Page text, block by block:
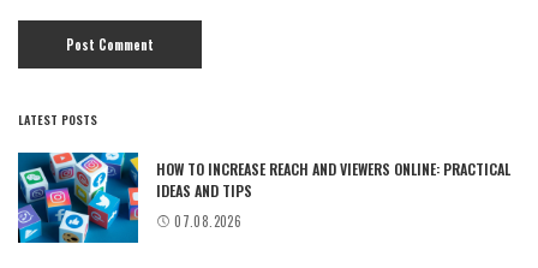
LATEST POSTS
HOW TO INCREASE REACH AND VIEWERS ONLINE: PRACTICAL
IDEAS AND TIPS
07.08.2026